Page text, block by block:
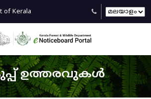
of Kerala
ഉത്തരവുകൾ